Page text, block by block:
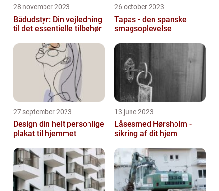
28 november 2023
Bådudstyr: Din vejledning
til det essentielle tilbehør
26 october 2023
Tapas - den spanske
smagsoplevelse
27 september 2023
Design din helt personlige
plakat til hjemmet
13 june 2023
Låsesmed Hørsholm -
sikring af dit hjem